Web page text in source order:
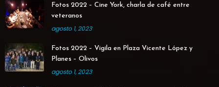
Fotos 2022 – Cine York, charla de café entre
veteranos
agosto 1, 2023
Fotos 2022 – Vigila en Plaza Vicente López y
Planes – Olivos
agosto 1, 2023